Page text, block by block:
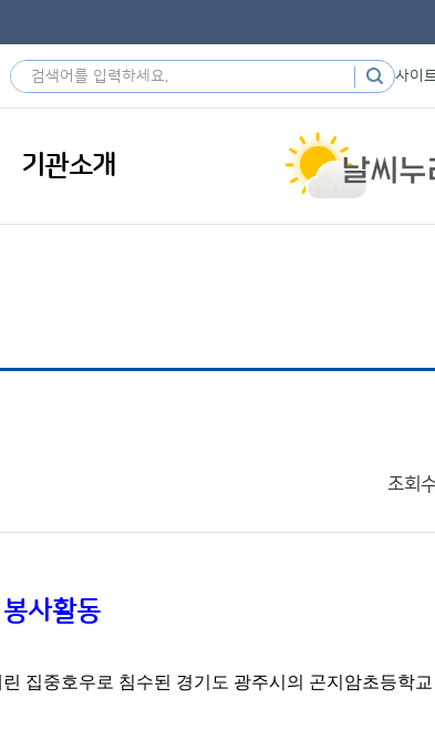
사이
기관소개
조회
사활동
집중호우로 침수된 경기도 광주시의 곤지암초등학